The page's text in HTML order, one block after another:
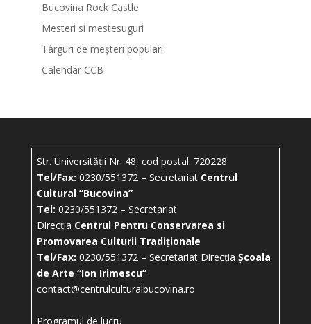
Bucovina Rock Castle
Mesteri si mestesuguri
Târguri de meșteri populari
Calendar CCB
Str. Universității Nr. 48, cod postal: 720228
Tel/Fax: 0230/551372 – Secretariat Centrul
Cultural ”Bucovina”
Tel: 0230/551372 – Secretariat
Direcția Centrul Pentru Conservarea si
Promovarea Culturii Tradiționale
Tel/Fax: 0230/551372 – Secretariat Direcția Școala
de Arte “Ion Irimescu”
contact@centrulculturalbucovina.ro
Programul de lucru